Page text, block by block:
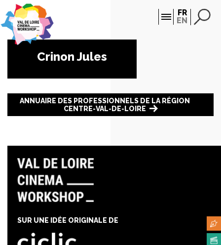
FR
EN
Crinon Jules
ANNUAIRE DES PROFESSIONNELS DE LA RÉGION
CENTRE-VAL-DE-LOIRE
SUR UNE IDÉE ORIGINALE DE
Panneau de gestion des cookies